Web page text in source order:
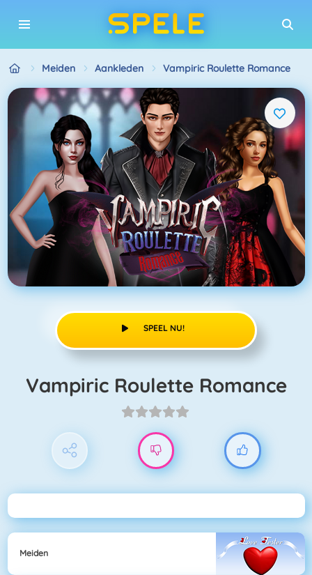
Meiden Aankleden Vampiric Roulette Romance
SPEEL NU!
Vampiric Roulette Romance
Meiden